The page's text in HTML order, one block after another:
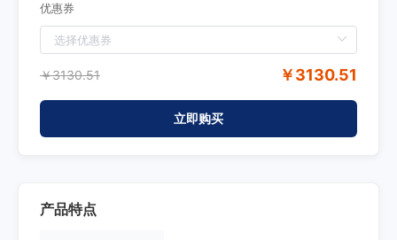
优惠券
￥3130.51 ￥3130.51
立即购买
产品特点